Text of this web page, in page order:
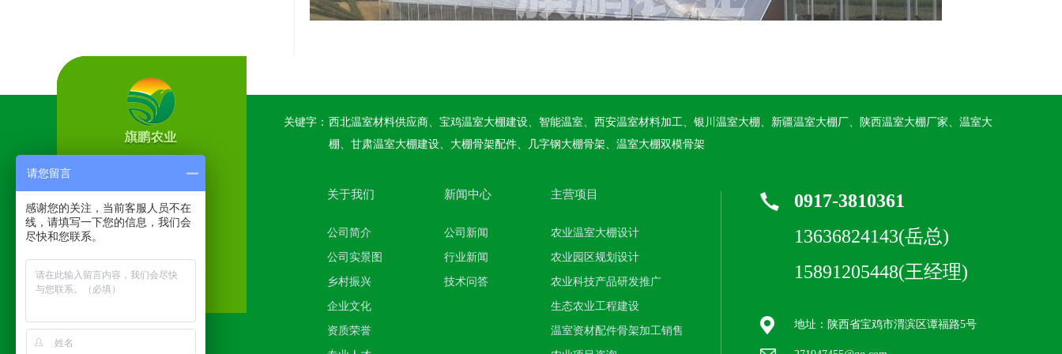
关键字： 西北温室材料供应商、宝鸡温室大棚建设、智能温室、西安温室材料加工、银川温室大棚、新疆温室大棚厂、陕西温室大棚厂家、温室大
棚、甘肃温室大棚建设、大棚骨架配件、几字钢大棚骨架、温室大棚双模骨架
关于我们
公司简介
公司实景图
乡村振兴
企业文化
资质荣誉
新闻中心
公司新闻
行业新闻
技术问答
主营项目
农业温室大棚设计
农业园区规划设计
农业科技产品研发推广
生态农业工程建设
温室资材配件骨架加工销售
0917-3810361
13636824143(岳总)
15891205448(王经理)
地址：陕西省宝鸡市渭滨区谭福路5号
请您留言
感谢您的关注，当前客服人员不在
线，请填写一下您的信息，我们会
尽快和您联系。